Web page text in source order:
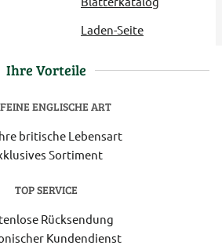
Laden-Seite
Ihre Vorteile
ENGLISCHE ART
britische Lebensart
Sortiment
TOP SERVICE
Rücksendung
Kundendienst